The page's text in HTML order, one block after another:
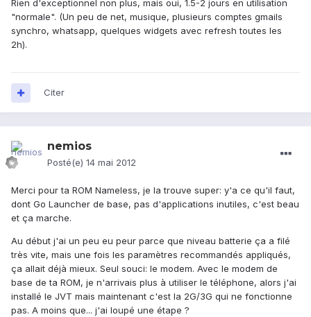
Rien d'exceptionnel non plus, mais oui, 1.5-2 jours en utilisation
"normale". (Un peu de net, musique, plusieurs comptes gmails
synchro, whatsapp, quelques widgets avec refresh toutes les
2h).
Citer
nemios
Posté(e) 14 mai 2012
Merci pour ta ROM Nameless, je la trouve super: y'a ce qu'il faut,
dont Go Launcher de base, pas d'applications inutiles, c'est beau
et ça marche.
Au début j'ai un peu eu peur parce que niveau batterie ça a filé
très vite, mais une fois les paramètres recommandés appliqués,
ça allait déjà mieux. Seul souci: le modem. Avec le modem de
base de ta ROM, je n'arrivais plus à utiliser le téléphone, alors j'ai
installé le JVT mais maintenant c'est la 2G/3G qui ne fonctionne
pas. A moins que... j'ai loupé une étape ?